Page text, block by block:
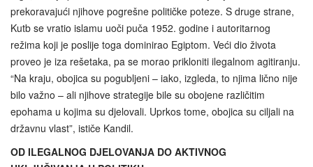
prekoravajući njihove pogrešne političke poteze. S druge strane,
Kutb se vratio islamu uoči puča 1952. godine i autoritarnog
režima koji je poslije toga dominirao Egiptom. Veći dio života
proveo je iza rešetaka, pa se morao prikloniti ilegalnom agitiranju.
“Na kraju, obojica su pogubljeni – iako, izgleda, to njima lično nije
bilo važno – ali njihove strategije bile su obojene različitim
epohama u kojima su djelovali. Uprkos tome, obojica su ciljali na
državnu vlast”, ističe Kandil.
OD ILEGALNOG DJELOVANJA DO AKTIVNOG